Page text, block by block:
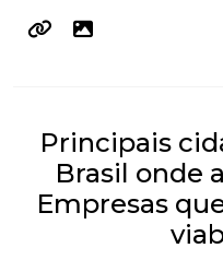
Principais
Brasil onde
Empresas